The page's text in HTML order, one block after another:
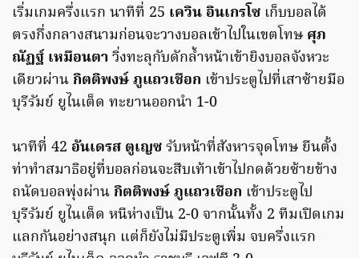
เริ่มเกมครึ่งแรก นาทีที่ 25 เควิน อินเกรโซ เก็บบอลได้
ตรงกึ่งกลางสนามก่อนจะวางบอลเข้าไปในเขตโทษ ศุภ
ณัฏฐ์ เหมือนตาวิ่งทะลุกับดักล้ำหน้าเข้ายิงบอลจังหวะ
เดียวผ่านกิตติพงษ์ ภูแถวเชือก เข้าประตูไปที่เสาซ้ายมือ
บุรีรัมย์ ยูไนเต็ด ทะยานออกนำ 1-0
นาทีที่ 42 อันเดรส ตูเญซรับหน้าที่สังหารจุดโทษ ยืนตั้ง
ท่าทำสมาธิอยู่ที่บอลก่อนจะสืบเท้าเข้าไปกดด้วยซ้ายข้าง
ถนัดบอลพุ่งผ่านกิตติพงษ์ ภูแถวเชือก เข้าประตูไป
บุรีรัมย์ ยูไนเต็ด หนีห่างเป็น 2-0 จากนั้นทั้ง 2 ทีมเปิดเกม
แลกกันอย่างสนุก แต่ก็ยังไม่มีประตูเพิ่ม จบครึ่งแรก